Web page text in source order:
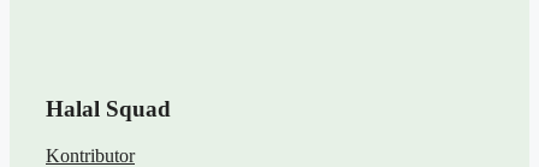
Halal Squad
Kontributor